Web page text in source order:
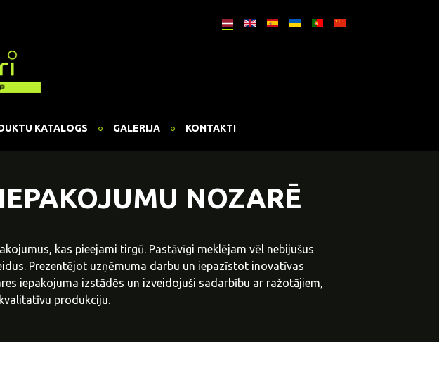
KATALOGS GALERIJA KONTAKTI
NOZARĒ
kas pieejami tirgū. Pastāvīgi meklējam vēl nebijušus
Prezentējot uzņēmuma darbu un iepazīstot inovatīvas
iepakojuma izstādēs un izveidojuši sadarbību ar ražotājiem,
produkciju.